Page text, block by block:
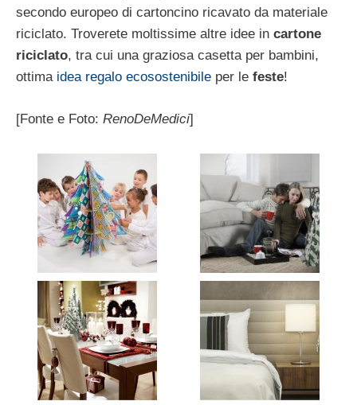
secondo europeo di cartoncino ricavato da materiale
riciclato. Troverete moltissime altre idee in cartone
riciclato, tra cui una graziosa casetta per bambini,
ottima idea regalo ecosostenibile per le feste!
[Fonte e Foto: RenoDeMedici]